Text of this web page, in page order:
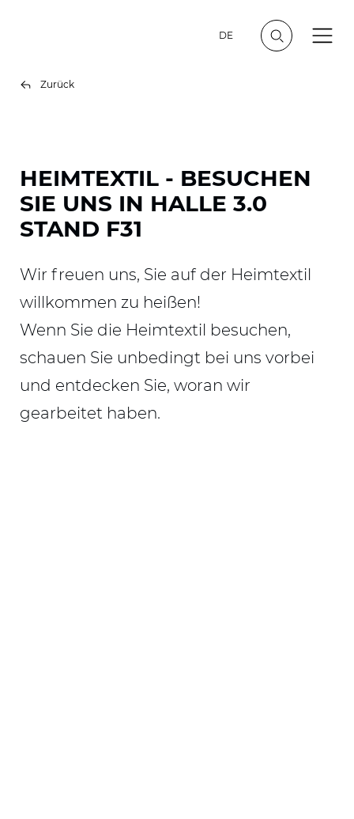
DE
Zurück
HEIMTEXTIL - BESUCHEN
SIE UNS IN HALLE 3.0
STAND F31
Wir freuen uns, Sie auf der Heimtextil
willkommen zu heißen!
Wenn Sie die Heimtextil besuchen,
schauen Sie unbedingt bei uns vorbei
und entdecken Sie, woran wir
gearbeitet haben.